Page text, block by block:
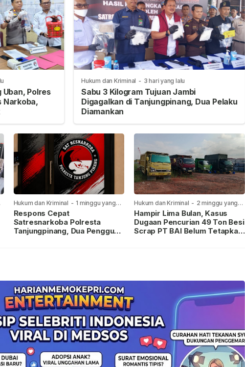
Uban, Polres
Narkoba,
Hukum dan Kriminal - 3 hari yang lalu
Sabu 3 Kilogram Tujuan Jambi
Digagalkan di Tanjungpinang, Dua Pelaku
Diamankan
Hukum dan Kriminal - 1 minggu yang
lalu
Respons Cepat
Satresnarkoba Polresta
Tanjungpinang, Dua Pengguna
Hukum dan Kriminal - 2 minggu yang
lalu
Hampir Lima Bulan, Kasus
Dugaan Pencurian 49 Ton Besi
Scrap PT BAI Belum Tetapkan